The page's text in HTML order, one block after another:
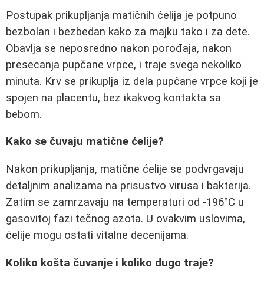
Postupak prikupljanja matičnih ćelija je potpuno
bezbolan i bezbedan kako za majku tako i za dete.
Obavlja se neposredno nakon porođaja, nakon
presecanja pupčane vrpce, i traje svega nekoliko
minuta. Krv se prikuplja iz dela pupčane vrpce koji je
spojen na placentu, bez ikakvog kontakta sa
bebom.
Kako se čuvaju matične ćelije?
Nakon prikupljanja, matične ćelije se podvrgavaju
detaljnim analizama na prisustvo virusa i bakterija.
Zatim se zamrzavaju na temperaturi od -196°C u
gasovitoj fazi tečnog azota. U ovakvim uslovima,
ćelije mogu ostati vitalne decenijama.
Koliko košta čuvanje i koliko dugo traje?